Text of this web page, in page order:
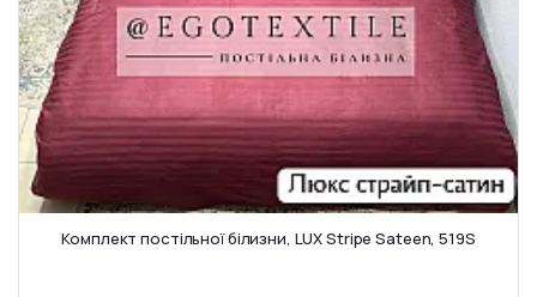
Комплект постільної білизни, LUX Stripe Sateen, 519S